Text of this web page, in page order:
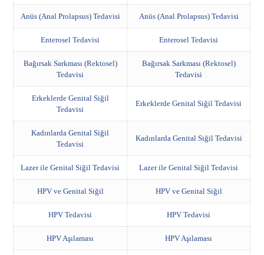
Anüs (Anal Prolapsus) Tedavisi Anüs (Anal Prolapsus) Tedavisi
Enterosel Tedavisi Enterosel Tedavisi
Bağırsak Sarkması (Rektosel)
Tedavisi
Bağırsak Sarkması (Rektosel)
Tedavisi
Erkeklerde Genital Siğil
Tedavisi
Erkeklerde Genital Siğil Tedavisi
Kadınlarda Genital Siğil
Tedavisi
Kadınlarda Genital Siğil Tedavisi
Lazer ile Genital Siğil Tedavisi Lazer ile Genital Siğil Tedavisi
HPV ve Genital Siğil HPV ve Genital Siğil
HPV Tedavisi HPV Tedavisi
HPV Aşılaması HPV Aşılaması